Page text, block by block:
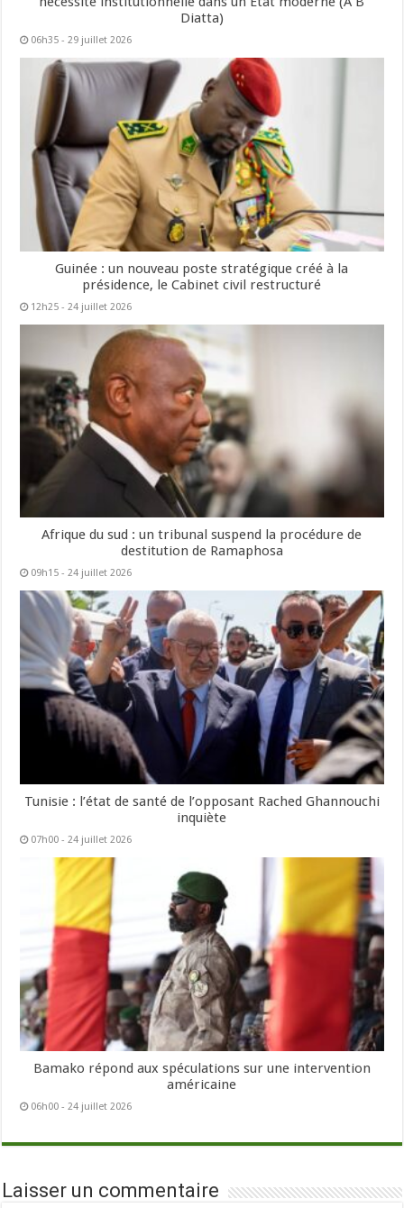
Diatta)
06h35 - 29 juillet 2026
Guinée : un nouveau poste stratégique créé à la
présidence, le Cabinet civil restructuré
12h25 - 24 juillet 2026
Afrique du sud : un tribunal suspend la procédure de
destitution de Ramaphosa
09h15 - 24 juillet 2026
Tunisie : l’état de santé de l’opposant Rached Ghannouchi
inquiète
07h00 - 24 juillet 2026
Bamako répond aux spéculations sur une intervention
américaine
06h00 - 24 juillet 2026
Laisser un commentaire